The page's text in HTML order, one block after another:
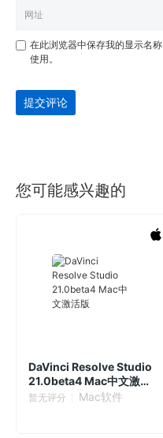
在此浏览器中保存我的显示名
使用。
提交评论
您可能感兴趣的
DaVinci Resolve Studio
21.0beta4 Mac中文激活
版
暂无评分 Mac软件